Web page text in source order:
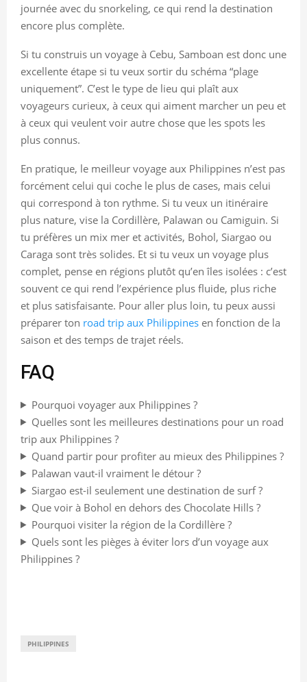
journée avec du snorkeling, ce qui rend la destination
encore plus complète.
Si tu construis un voyage à Cebu, Samboan est donc une
excellente étape si tu veux sortir du schéma “plage
uniquement”. C’est le type de lieu qui plaît aux
voyageurs curieux, à ceux qui aiment marcher un peu et
à ceux qui veulent voir autre chose que les spots les
plus connus.
En pratique, le meilleur voyage aux Philippines n’est pas
forcément celui qui coche le plus de cases, mais celui
qui correspond à ton rythme. Si tu veux un itinéraire
plus nature, vise la Cordillère, Palawan ou Camiguin. Si
tu préfères un mix mer et activités, Bohol, Siargao ou
Caraga sont très solides. Et si tu veux un voyage plus
complet, pense en régions plutôt qu’en îles isolées : c’est
souvent ce qui rend l’expérience plus fluide, plus riche
et plus satisfaisante. Pour aller plus loin, tu peux aussi
préparer ton road trip aux Philippines en fonction de la
saison et des temps de trajet réels.
FAQ
Pourquoi voyager aux Philippines ?
Quelles sont les meilleures destinations pour un road
trip aux Philippines ?
Quand partir pour profiter au mieux des Philippines ?
Palawan vaut-il vraiment le détour ?
Siargao est-il seulement une destination de surf ?
Que voir à Bohol en dehors des Chocolate Hills ?
Pourquoi visiter la région de la Cordillère ?
Quels sont les pièges à éviter lors d’un voyage aux
Philippines ?
PHILIPPINES